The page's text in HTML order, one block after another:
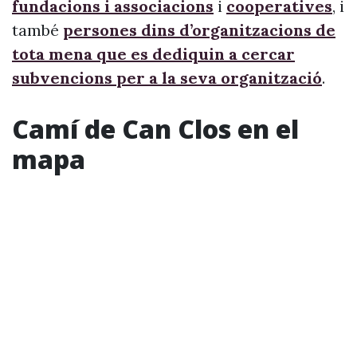
fundacions i associacions i cooperatives, i
també persones dins d’organitzacions de
tota mena que es dediquin a cercar
subvencions per a la seva organització.
Camí de Can Clos en el
mapa